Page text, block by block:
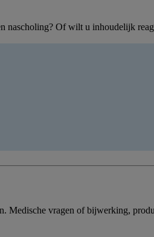
Of wilt u inhoudelijk
Medische vragen of bijwerking,